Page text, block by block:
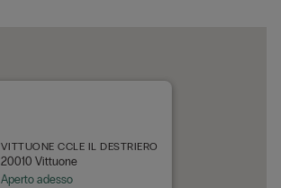
VITTUONE CCLE IL DESTRIERO
20010 Vittuone
Aperto adesso